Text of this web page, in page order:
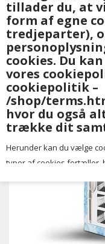
tillader du, at
form af egne
tredjeparter),
cookies. Du
vores
cookiepolitik –
/shop/
hvor du også
trække dit
Herunder kan du vælge
typer af cookies fortæller,